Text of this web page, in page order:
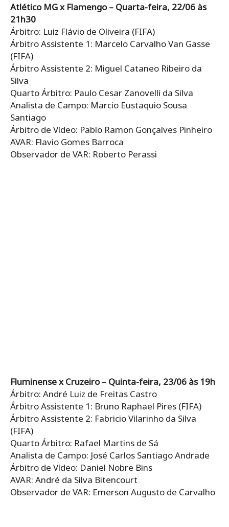
Atlético MG x Flamengo – Quarta-feira, 22/06 às
21h30
Árbitro: Luiz Flávio de Oliveira (FIFA)
Árbitro Assistente 1: Marcelo Carvalho Van Gasse
(FIFA)
Árbitro Assistente 2: Miguel Cataneo Ribeiro da
Silva
Quarto Árbitro: Paulo Cesar Zanovelli da Silva
Analista de Campo: Marcio Eustaquio Sousa
Santiago
Árbitro de Vídeo: Pablo Ramon Gonçalves Pinheiro
AVAR: Flavio Gomes Barroca
Observador de VAR: Roberto Perassi
Fluminense x Cruzeiro – Quinta-feira, 23/06 às 19h
Árbitro: André Luiz de Freitas Castro
Árbitro Assistente 1: Bruno Raphael Pires (FIFA)
Árbitro Assistente 2: Fabricio Vilarinho da Silva
(FIFA)
Quarto Árbitro: Rafael Martins de Sá
Analista de Campo: José Carlos Santiago Andrade
Árbitro de Vídeo: Daniel Nobre Bins
AVAR: André da Silva Bitencourt
Observador de VAR: Emerson Augusto de Carvalho